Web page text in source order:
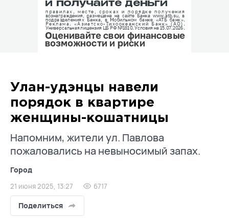
Улан-удэнцы навели
порядок в квартире
женщины-кошатницы
Напомним, жители ул. Павлова
пожаловались на невыносимый запах.
Город
21 июня 2025, 13:27 6717
Поделиться